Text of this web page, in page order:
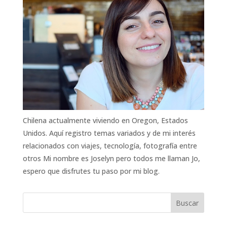
Chilena actualmente viviendo en Oregon, Estados
Unidos. Aquí registro temas variados y de mi interés
relacionados con viajes, tecnología, fotografía entre
otros Mi nombre es Joselyn pero todos me llaman Jo,
espero que disfrutes tu paso por mi blog.